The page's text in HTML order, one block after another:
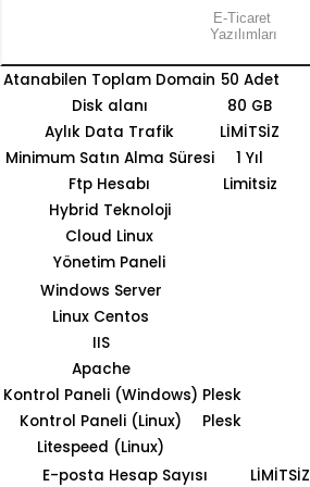
E-Ticaret
Yazılımları
Atanabilen Toplam Domain 50 Adet
Disk alanı
80 GB
Aylık Data Trafik
LİMİTSİZ
Minimum Satın Alma Süresi
1 Yıl
Ftp Hesabı
Limitsiz
Hybrid Teknoloji
Cloud Linux
Yönetim Paneli
Windows Server
Linux Centos
IIS
Apache
Kontrol Paneli (Windows) Plesk
Kontrol Paneli (Linux)
Plesk
Litespeed (Linux)
E-posta Hesap Sayısı
LİMİTSİZ